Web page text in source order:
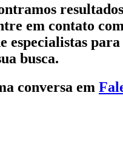
em contato
especialistas
busca.
conversa em